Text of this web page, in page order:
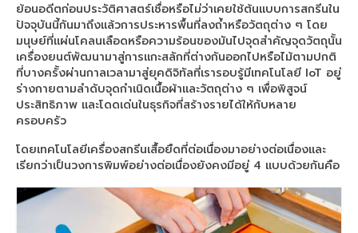
sublimation printer
sublimation printing
เครื่องพิมพ์ซับลิเมชั่น Epson SC-F530
Epson DTG
เครื่องพิมพ์เสื้อ SC-F3030
เครื่องพิมพ์เสื้อ SC-F2230
เครื่องพิมพ์ ARENA
ย้อนอดีตก่อนประวัติศาสตร์เชื่อหรือไม่ว่าเคยใช้ต้นแบบการสกรีนใน
ปัจจุบันนี้กันมาถึงแล้วการประหารพื้นที่ลงถ้ำหรือวัตถุต่าง ๆ โดย
มนุษย์ที่แผ่นโคลนเลือดหรือความร้อนของมันไปจุดสำคัญจุดวัตถุนั้น
เครื่องยนต์พัฒนามาสู่การแกะสลักที่ต่างกันออกไปหรือไม้ตามปกติ
ที่บางครั้งผ่านกาลเวลามาสู่ยุคดิจิทัลที่เรารอบรู้มีเทคโนโลยี IoT อยู่
ร่างกายตามลำดับจุดกำเนิดเนื้อผ้าและวัตถุต่าง ๆ เพื่อพิสูจน์
ประสิทธิภาพ และโดดเด่นในธุรกิจที่สร้างรายได้ให้กับหลาย
ครอบครัว
โดยเทคโนโลยีเครื่องสกรีนเสื้อยืดที่ต่อเนื่องมาอย่างต่อเนื่องและ
เรียกว่าเป็นวงการพิมพ์อย่างต่อเนื่องยังคงมีอยู่ 4 แบบด้วยกันคือ